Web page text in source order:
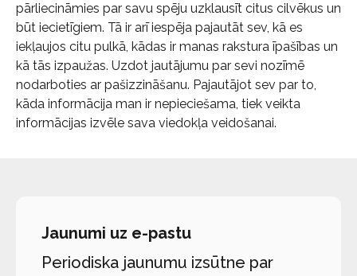
pārliecināmies par savu spēju uzklausīt citus cilvēkus un
būt iecietīgiem. Tā ir arī iespēja pajautāt sev, kā es
iekļaujos citu pulkā, kādas ir manas rakstura īpašības un
kā tās izpaužas. Uzdot jautājumu par sevi nozīmē
nodarboties ar pašizzināšanu. Pajautājot sev par to,
kāda informācija man ir nepieciešama, tiek veikta
informācijas izvēle sava viedokļa veidošanai.
Jaunumi uz e-pastu
Periodiska jaunumu izsūtne par